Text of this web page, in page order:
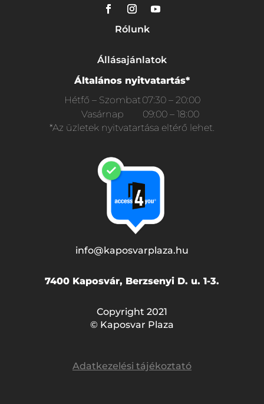
Rólunk
Állásajánlatok
Általános nyitvatartás*
Hétfő – Szombat 07:30 – 20:00
Vasárnap
09:00 – 18:00
*Az üzletek nyitvatartása eltérő lehet.
info@kaposvarplaza.hu
7400 Kaposvár, Berzsenyi D. u. 1-3.
Copyright 2021
© Kaposvar Plaza
Adatkezelési tájékoztató